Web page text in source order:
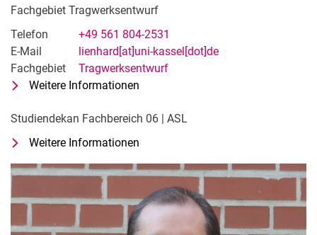
Fachgebiet Tragwerksentwurf
Telefon
+49 561 804-2531
E-Mail
lienhard[at]uni-kassel[dot]de
Fachgebiet
Tragwerksentwurf
Weitere Informationen
Studiendekan Fachbereich 06 | ASL
Weitere Informationen